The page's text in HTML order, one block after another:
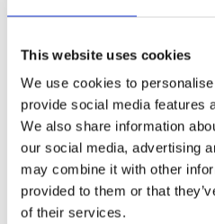
This website uses cookies
We use cookies to
provide social media features
We also share information
our social media, advertising
may combine it with other
provided to them or that
of their services.
F
e
o
o
k
Omdömen
Du